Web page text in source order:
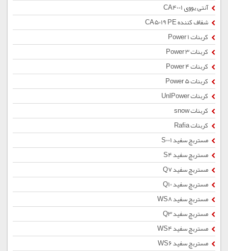
آنتی یووی CA4001
شفاف کننده CA5019 PE
کربنات Power 1
کربنات Power 3
کربنات Power 4
کربنات Power 5
کربنات UnlPower
کربنات snow
کربنات Rafia
مستربچ سفید S001
مستربچ سفید S4
مستربچ سفید Q7
مستربچ سفید Q10
مستربچ سفید WS8
مستربچ سفید Q3
مستربچ سفید WS4
مستربچ سفید WS6